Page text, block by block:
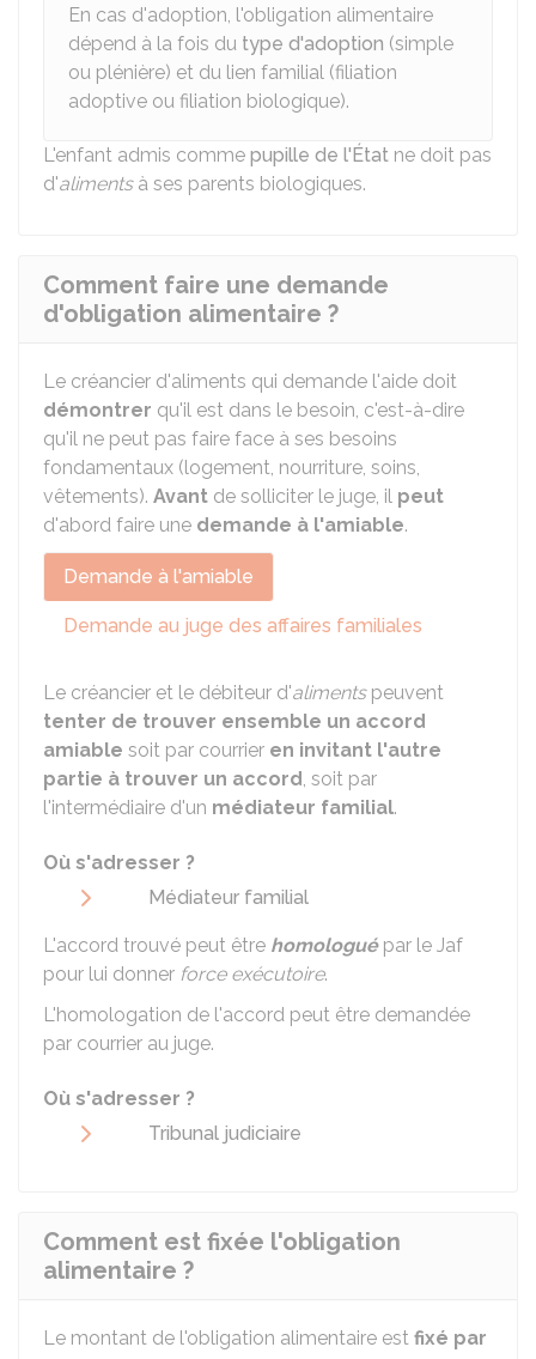
En cas d'adoption, l'obligation alimentaire
dépend à la fois du type d'adoption (simple
ou plénière) et du lien familial (filiation
adoptive ou filiation biologique).
L'enfant admis comme pupille de l'État ne doit pas
d'alimentsà ses parents biologiques.
Comment faire une demande
d'obligation alimentaire ?
Le créancier d'aliments qui demande l'aide doit
démontrer qu'il est dans le besoin, c'est-à-dire
qu'il ne peut pas faire face à ses besoins
fondamentaux (logement, nourriture, soins,
vêtements). Avant de solliciter le juge, il peut
d'abord faire une demande à l'amiable.
Demande à l'amiable
Demande au juge des affaires familiales
Le créancier et le débiteur d'alimentspeuvent
tenter de trouver ensemble un accord
amiable soit par courrier en invitant l'autre
partie à trouver un accord, soit par
l'intermédiaire d'un médiateur familial.
Où s'adresser ?
Médiateur familial
L'accord trouvé peut être homologué par le Jaf
pour lui donner force exécutoire.
L'homologation de l'accord peut être demandée
par courrier au juge.
Où s'adresser ?
Tribunal judiciaire
Comment est fixée l'obligation
alimentaire ?
Le montant de l'obligation alimentaire est fixé par